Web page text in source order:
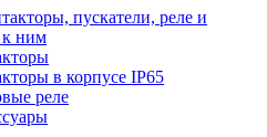
пускатели, реле и
к ним
в корпусе IP65
реле